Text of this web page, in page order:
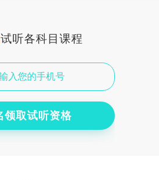
试听各科目课程
领取试听资格